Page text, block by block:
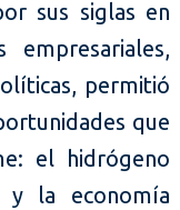
sus siglas en
permitió
que
el hidrógeno
y la economía